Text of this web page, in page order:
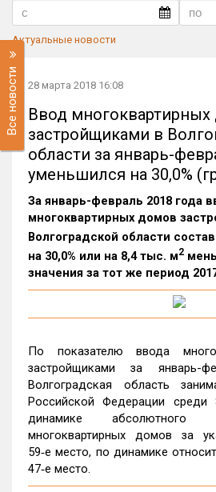
Актуальные новости
Все новости 28 марта 2018 16:08
Ввод
застройщиками в
области за январь-
уменьшился на 30,0%
За январь-февраль 2018 года
многоквартирных домов
Волгоградской области
на 30,0% или на 8,4 тыс. м2
значения за тот же период
По показателю ввода
застройщиками за январь-
Волгоградская область
Российской Федерации среди
динамике абсолютного
многоквартирных домов за
59‑е место, по динамике
47‑е место.